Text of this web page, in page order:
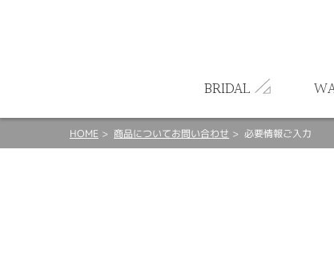
BRIDAL
HOME 商品についてお問い合わせ 必要情報ご入力